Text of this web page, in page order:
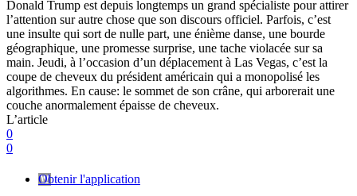
Donald Trump est depuis longtemps un grand spécialiste pour attirer
l’attention sur autre chose que son discours officiel. Parfois, c’est
une insulte qui sort de nulle part, une énième danse, une bourde
géographique, une promesse surprise, une tache violacée sur sa
main. Jeudi, à l’occasion d’un déplacement à Las Vegas, c’est la
coupe de cheveux du président américain qui a monopolisé les
algorithmes. En cause: le sommet de son crâne, qui arborerait une
couche anormalement épaisse de cheveux.
L’article
0
0
Obtenir l'application